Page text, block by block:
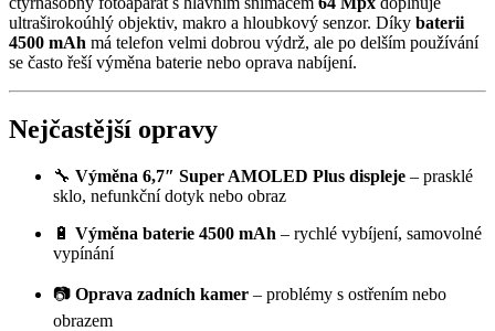
ultraširokoúhlý objektiv, makro a hloubkový senzor. Díky baterii
4500 mAh má telefon velmi dobrou výdrž, ale po delším používání
se často řeší výměna baterie nebo oprava nabíjení.
Nejčastější opravy
🔧 Výměna 6,7″ Super AMOLED Plus displeje – prasklé
sklo, nefunkční dotyk nebo obraz
🔋 Výměna baterie 4500 mAh – rychlé vybíjení, samovolné
vypínání
📷 Oprava zadních kamer – problémy s ostřením nebo
obrazem